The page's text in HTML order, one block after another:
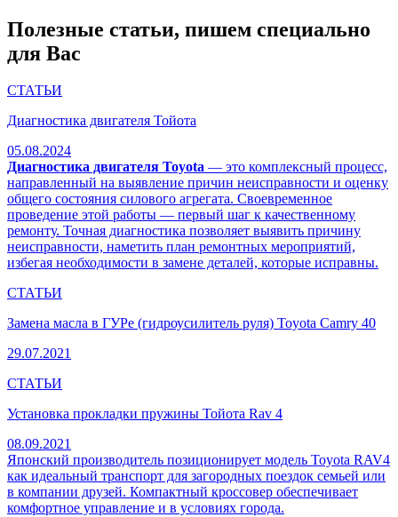
Полезные статьи, пишем специально
для Вас
СТАТЬИ
Диагностика двигателя Тойота
05.08.2024
Диагностика двигателя Toyota — это комплексный процесс,
направленный на выявление причин неисправности и оценку
общего состояния силового агрегата. Своевременное
проведение этой работы — первый шаг к качественному
ремонту. Точная диагностика позволяет выявить причину
неисправности, наметить план ремонтных мероприятий,
избегая необходимости в замене деталей, которые исправны.
СТАТЬИ
Замена масла в ГУРе (гидроусилитель руля) Toyota Camry 40
29.07.2021
СТАТЬИ
Установка прокладки пружины Тойота Rav 4
08.09.2021
Японский производитель позиционирует модель Toyota RAV4
как идеальный транспорт для загородных поездок семьей или
в компании друзей. Компактный кроссовер обеспечивает
комфортное управление и в условиях города.